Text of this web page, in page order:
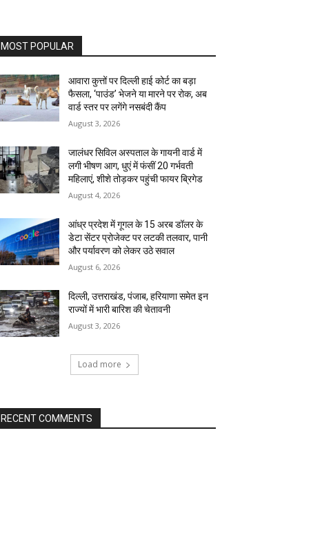
MOST POPULAR
आवारा कुत्तों पर दिल्ली हाई कोर्ट का बड़ा
फैसला, ‘पाउंड’ भेजने या मारने पर रोक, अब
वार्ड स्तर पर लगेंगे नसबंदी कैंप
August 3, 2026
जालंधर सिविल अस्पताल के गायनी वार्ड में
लगी भीषण आग, धुएं में फंसीं 20 गर्भवती
महिलाएं, शीशे तोड़कर पहुंची फायर ब्रिगेड
August 4, 2026
आंध्र प्रदेश में गूगल के 15 अरब डॉलर के
डेटा सेंटर प्रोजेक्ट पर लटकी तलवार, पानी
और पर्यावरण को लेकर उठे सवाल
August 6, 2026
दिल्ली, उत्तराखंड, पंजाब, हरियाणा समेत इन
राज्यों में भारी बारिश की चेतावनी
August 3, 2026
Load more
RECENT COMMENTS